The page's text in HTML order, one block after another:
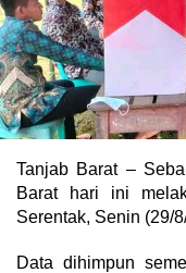
Tanjab Barat –
Barat hari ini
Serentak, Senin (29/
Data dihimpun